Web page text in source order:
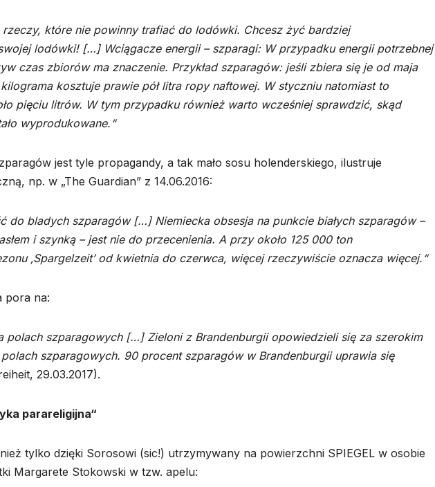
które nie powinny trafiać do lodówki. Chcesz żyć bardziej
lodówki! […] Wciągacze energii – szparagi: W przypadku energii potrzebnej
czas zbiorów ma znaczenie. Przykład szparagów: jeśli zbiera się je od maja
kosztuje prawie pół litra ropy naftowej. W styczniu natomiast to
pięciu litrów. W tym przypadku również warto wcześniej sprawdzić, skąd
wyprodukowane.“
jest tyle propagandy, a tak mało sosu holenderskiego, ilustruje
np. w „The Guardian” z 14.06.2016:
do bladych szparagów […] Niemiecka obsesja na punkcie białych szparagów –
i szynką – jest nie do przecenienia. A przy około 125 000 ton
‚Spargelzeit’ od kwietnia do czerwca, więcej rzeczywiście oznacza więcej.“
pora na:
polach szparagowych […] Zieloni z Brandenburgii opowiedzieli się za szerokim
szparagowych. 90 procent szparagów w Brandenburgii uprawia się
29.03.2017).
parareligijna“
tylko dzięki Sorosowi (sic!) utrzymywany na powierzchni SPIEGEL w osobie
Margarete Stokowski w tzw. apelu: